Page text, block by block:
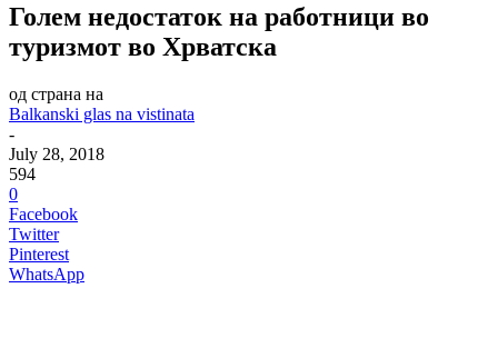
Голем недостаток на работници во
туризмот во Хрватска
од страна на
Balkanski glas na vistinata
-
July 28, 2018
594
0
Facebook
Twitter
Pinterest
WhatsApp